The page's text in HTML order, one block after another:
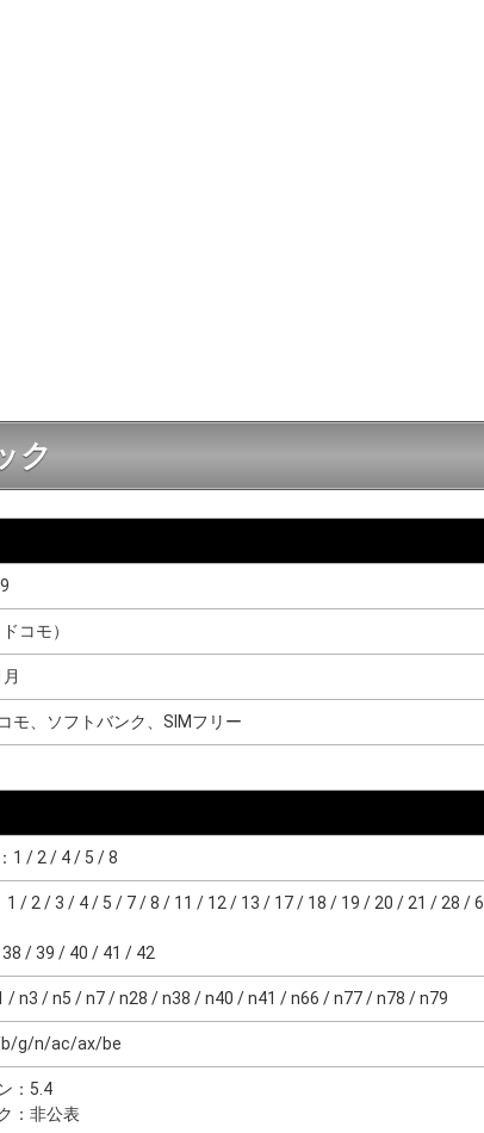
ク
コモ）
モ、ソフトバンク、SIMフリー
1 / 2 / 4 / 5 / 8
1 / 2 / 3 / 4 / 5 / 7 / 8 / 11 / 12 / 13 / 17 / 18 / 19 / 20 / 21 / 28 / 6
38 / 39 / 40 / 41 / 42
/ n3 / n5 / n7 / n28 / n38 / n40 / n41 / n66 / n77 / n78 / n79
b/g/n/ac/ax/be
：5.4
：非公表